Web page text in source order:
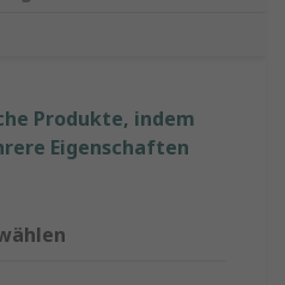
Produkte, indem
Eigenschaften